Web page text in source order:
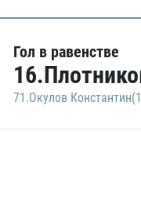
Гол в равенстве
71.Окулов